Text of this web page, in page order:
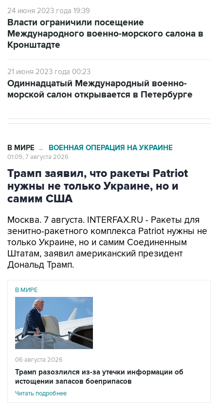
24 июня 2023 года 19:39
Власти ограничили посещение
Международного военно-морского салона в
Кронштадте
21 июня 2023 года 00:23
Одиннадцатый Международный военно-
морской салон открывается в Петербурге
В МИРЕ → ВОЕННАЯ ОПЕРАЦИЯ НА УКРАИНЕ
01:09, 7 августа 2026
Трамп заявил, что ракеты Patriot
нужны не только Украине, но и
самим США
Москва. 7 августа. INTERFAX.RU - Ракеты для
зенитно-ракетного комплекса Patriot нужны не
только Украине, но и самим Соединенным
Штатам, заявил американский президент
Дональд Трамп.
В МИРЕ
06 августа 2026
Трамп разозлился из-за утечки информации об
истощении запасов боеприпасов
Читать подробнее